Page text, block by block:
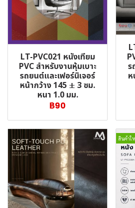
LT-PVC021 หนังเทียม
PVC สำหรับงานหุ้มเบาะ
รถยนต์และเฟอร์นิเจอร์
หน้ากว้าง 145 ± 3 ซม.
หนา 1.0 มม.
฿90
ร
สินค้าใ